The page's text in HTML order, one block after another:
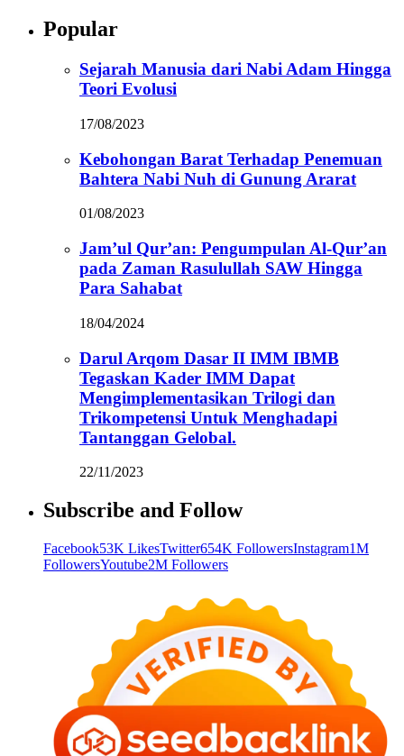
Popular
Sejarah Manusia dari Nabi Adam Hingga
Teori Evolusi
17/08/2023
Kebohongan Barat Terhadap Penemuan
Bahtera Nabi Nuh di Gunung Ararat
01/08/2023
Jam’ul Qur’an: Pengumpulan Al-Qur’an
pada Zaman Rasulullah SAW Hingga
Para Sahabat
18/04/2024
Darul Arqom Dasar II IMM IBMB
Tegaskan Kader IMM Dapat
Mengimplementasikan Trilogi dan
Trikompetensi Untuk Menghadapi
Tantanggan Gelobal.
22/11/2023
Subscribe and Follow
Facebook53K LikesTwitter654K FollowersInstagram1M
FollowersYoutube2M Followers